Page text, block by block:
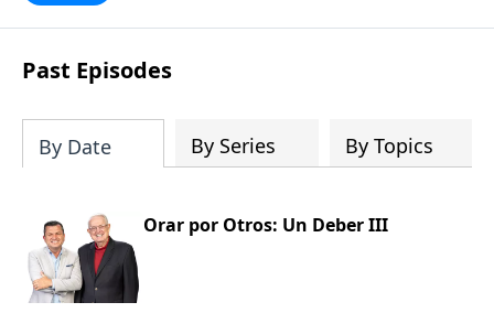
Past Episodes
By Date By Series By Topics
Orar por Otros: Un Deber III